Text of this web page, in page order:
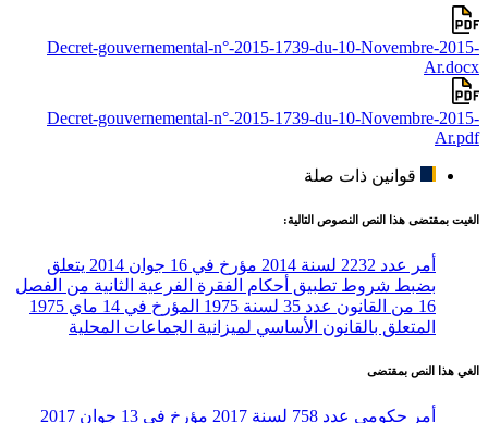
Decret-gouvernemental-n°-2015-1739-du-10-Novembre-2015-
Ar.docx
Decret-gouvernemental-n°-2015-1739-du-10-Novembre-2015-
Ar.pdf
قوانين ذات صلة
الغيت بمقتضى هذا النص النصوص التالية:
أمر عدد 2232 لسنة 2014 مؤرخ في 16 جوان 2014 يتعلق
بضبط شروط تطبيق أحكام الفقرة الفرعية الثانية من الفصل
16 من القانون عدد 35 لسنة 1975 المؤرخ في 14 ماي 1975
المتعلق بالقانون الأساسي لميزانية الجماعات المحلية
الغي هذا النص بمقتضى
أمر حكومي عدد 758 لسنة 2017 مؤرخ في 13 جوان 2017